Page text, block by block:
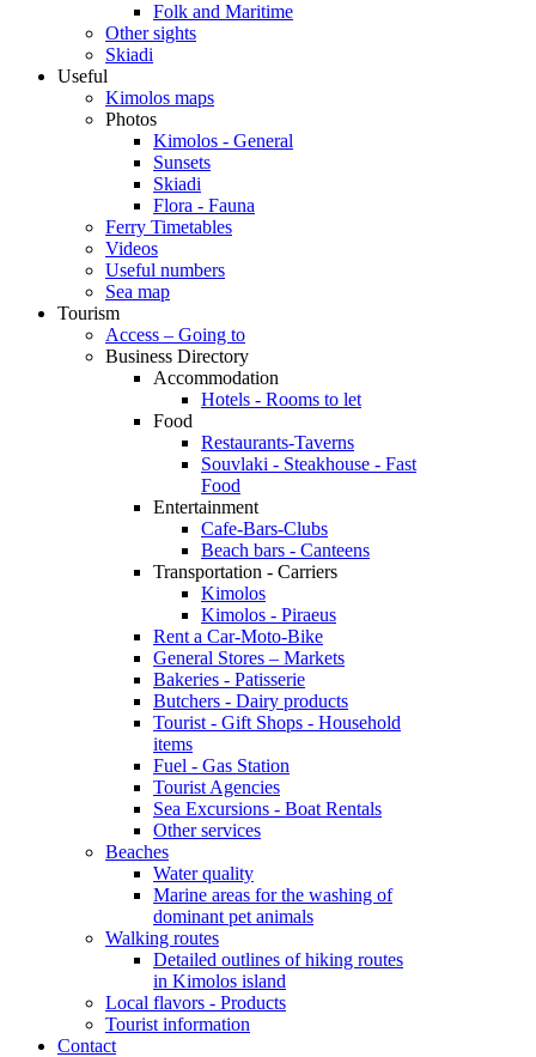
Folk and Maritime
Other sights
Skiadi
Useful
Kimolos maps
Photos
Kimolos - General
Sunsets
Skiadi
Flora - Fauna
Ferry Timetables
Videos
Useful numbers
Sea map
Tourism
Access – Going to
Business Directory
Accommodation
Hotels - Rooms to let
Food
Restaurants-Taverns
Souvlaki - Steakhouse - Fast
Food
Entertainment
Cafe-Bars-Clubs
Beach bars - Canteens
Transportation - Carriers
Kimolos
Kimolos - Piraeus
Rent a Car-Moto-Bike
General Stores – Markets
Bakeries - Patisserie
Butchers - Dairy products
Tourist - Gift Shops - Household
items
Fuel - Gas Station
Tourist Agencies
Sea Excursions - Boat Rentals
Other services
Beaches
Water quality
Marine areas for the washing of
dominant pet animals
Walking routes
Detailed outlines of hiking routes
in Kimolos island
Local flavors - Products
Tourist information
Contact